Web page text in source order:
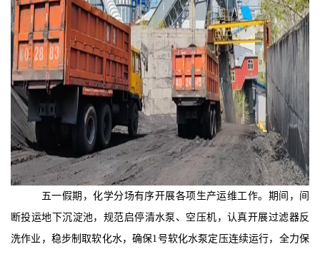
五一假期，化学分场有序开展各项生产运维工作。期间，间
断投运地下沉淀池，规范启停清水泵、空压机，认真开展过滤器反
洗作业，稳步制取软化水，确保1号软化水泵定压连续运行，全力保